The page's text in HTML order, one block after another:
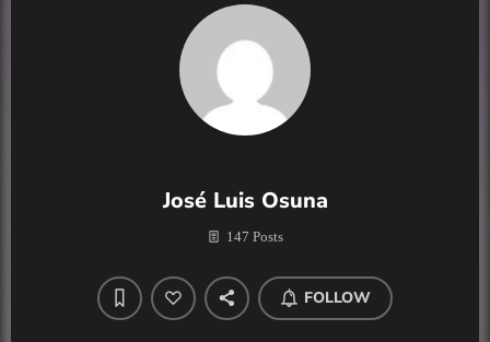
José Luis Osuna
147 Posts
FOLLOW